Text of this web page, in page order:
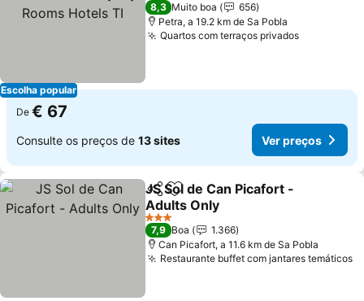
Escolha popular
TI
Ver preços
8,3 Muito boa
656
Petra, a 19.2 km de Sa Pobla
Quartos com terraços privadosVer
De € 67
Consulte os preços de 13 sites Ver preços
PartilharAdicionar aos favoritos
JS Sol de Can Picafort -
Adults Only
Ver preços
3 Estrelas
7,9 Boa
1.366
Can Picafort, a 11.6 km de Sa Pobla
Restaurante buffet com jantares temáticos